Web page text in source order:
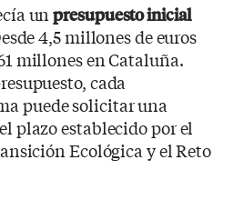
unpresupuesto inicial
4,5 millones de euros
millones en Cataluña.
cada
puede solicitar una
plazo establecido por el
Ecológica y el Reto